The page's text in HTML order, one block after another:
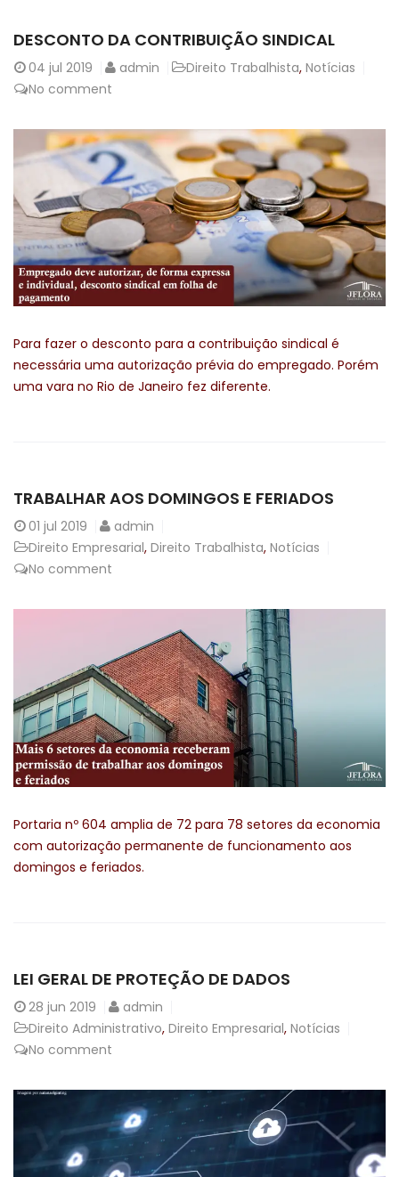
DESCONTO DA CONTRIBUIÇÃO SINDICAL
04 jul 2019 admin Direito Trabalhista, Notícias
No comment
Para fazer o desconto para a contribuição sindical é
necessária uma autorização prévia do empregado. Porém
uma vara no Rio de Janeiro fez diferente.
TRABALHAR AOS DOMINGOS E FERIADOS
01 jul 2019
admin
Direito Empresarial, Direito Trabalhista, Notícias
No comment
Portaria nº 604 amplia de 72 para 78 setores da economia
com autorização permanente de funcionamento aos
domingos e feriados.
LEI GERAL DE PROTEÇÃO DE DADOS
28 jun 2019
admin
Direito Administrativo, Direito Empresarial, Notícias
No comment